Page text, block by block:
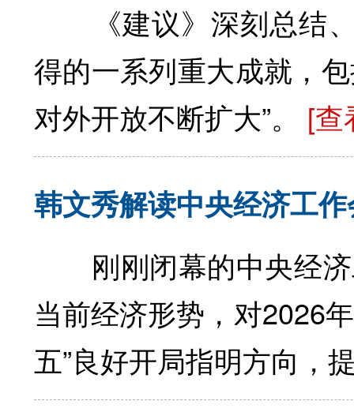
《建议》深刻总结、
得的一系列重大成就，
对外开放不断扩大”。 [查
韩文秀解读中央经济工
刚刚闭幕的中央经济
当前经济形势，对2026
五”良好开局指明方向，